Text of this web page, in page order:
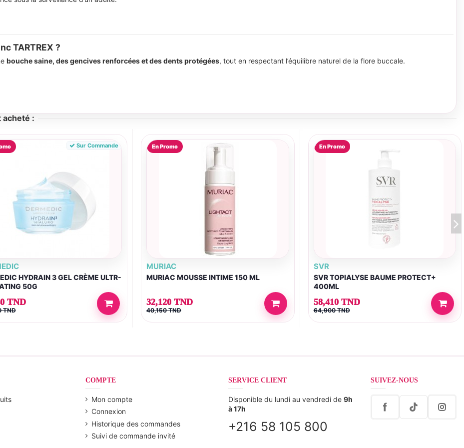
TARTREX ?
bouche saine, des gencives renforcées et des dents protégées, tout en respectant l’équilibre naturel de la flore buccale.
acheté :
Sur Commande
HYDRAIN 3 GEL CRÈME ULTR-
50G
TND
TND
En Promo
MURIAC
MURIAC MOUSSE INTIME 150 ML
32,120 TND
40,150 TND
En Promo
SVR
SVR TOPIALYSE BAUME PROTECT+
400ML
58,410 TND
64,900 TND
COMPTE
Mon compte
Connexion
Historique des commandes
Suivi de commande invité
SERVICE CLIENT
Disponible du lundi au vendredi de 9h
à 17h
+216 58 105 800
SUIVEZ-NOUS